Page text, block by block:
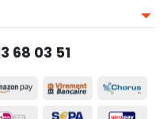
68 03 51